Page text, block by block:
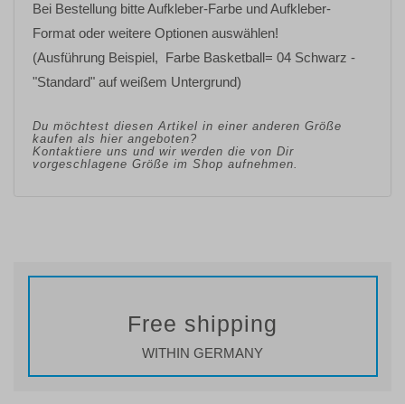
Bei Bestellung bitte Aufkleber-Farbe und Aufkleber-
Format oder weitere Optionen auswählen!
(Ausführung Beispiel, Farbe Basketball= 04 Schwarz -
"Standard" auf weißem Untergrund)
Du möchtest diesen Artikel in einer anderen Größe
kaufen als hier angeboten?
Kontaktiere uns und wir werden die von Dir
vorgeschlagene Größe im Shop aufnehmen.
Free shipping
WITHIN GERMANY